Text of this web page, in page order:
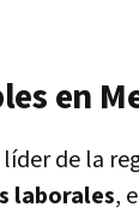
en
de la
laborales,